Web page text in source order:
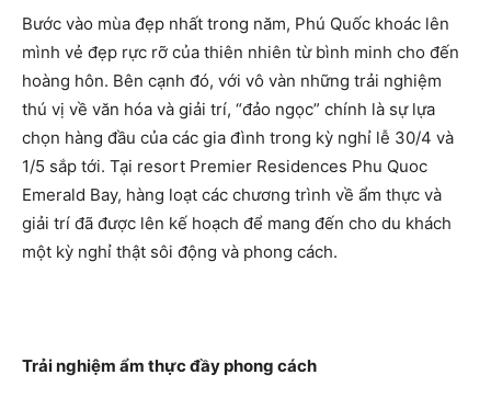
Bước vào mùa đẹp nhất trong năm, Phú Quốc khoác lên
mình vẻ đẹp rực rỡ của thiên nhiên từ bình minh cho đến
hoàng hôn. Bên cạnh đó, với vô vàn những trải nghiệm
thú vị về văn hóa và giải trí, “đảo ngọc” chính là sự lựa
chọn hàng đầu của các gia đình trong kỳ nghỉ lễ 30/4 và
1/5 sắp tới. Tại resort Premier Residences Phu Quoc
Emerald Bay, hàng loạt các chương trình về ẩm thực và
giải trí đã được lên kế hoạch để mang đến cho du khách
một kỳ nghỉ thật sôi động và phong cách.
Trải nghiệm ẩm thực đầy phong cách